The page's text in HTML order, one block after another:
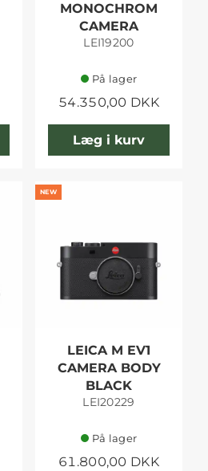
MONOCHROM
CAMERA
LEI19200
På lager
54.350,00 DKK
Læg i kurv
NEW
LEICA M EV1
CAMERA BODY
BLACK
LEI20229
På lager
61.800,00 DKK